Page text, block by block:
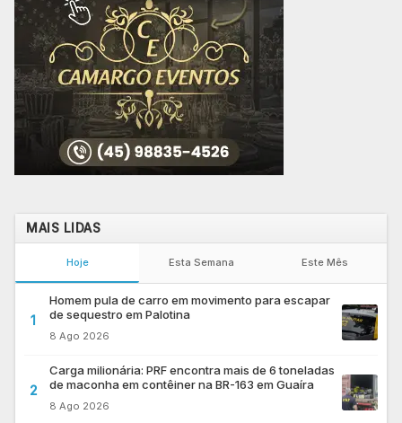
MAIS LIDAS
Hoje Esta Semana Este Mês
1
Homem pula de carro em movimento para escapar
de sequestro em Palotina
8 Ago 2026
2
Carga milionária: PRF encontra mais de 6 toneladas
de maconha em contêiner na BR-163 em Guaíra
8 Ago 2026